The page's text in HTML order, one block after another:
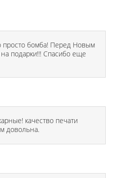
просто бомба! Перед Новым
подарки!!! Спасибо еще
качество печати
довольна.